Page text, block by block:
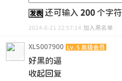
发表 还可输入 200 个字符
2024-8-21 22:57:14 加入黑名单
XLS007900 Lv.5 高级会员
好黑的逼
收起回复